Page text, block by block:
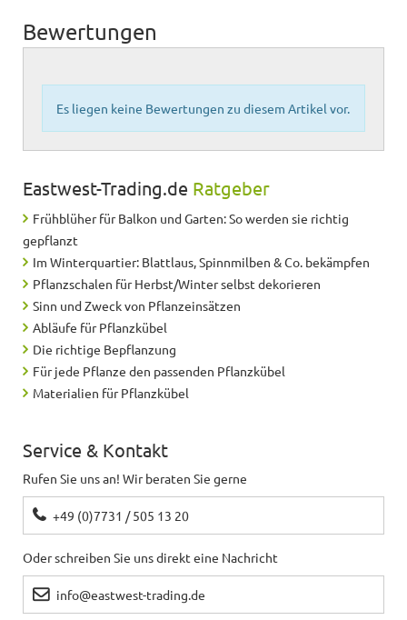
Bewertungen
Es liegen keine Bewertungen zu diesem Artikel vor.
Eastwest-Trading.de Ratgeber
Frühblüher für Balkon und Garten: So werden sie richtig
gepflanzt
Im Winterquartier: Blattlaus, Spinnmilben & Co. bekämpfen
Pflanzschalen für Herbst/Winter selbst dekorieren
Sinn und Zweck von Pflanzeinsätzen
Abläufe für Pflanzkübel
Die richtige Bepflanzung
Für jede Pflanze den passenden Pflanzkübel
Materialien für Pflanzkübel
Service & Kontakt
Rufen Sie uns an! Wir beraten Sie gerne
+49 (0)7731 / 505 13 20
Oder schreiben Sie uns direkt eine Nachricht
info@eastwest-trading.de